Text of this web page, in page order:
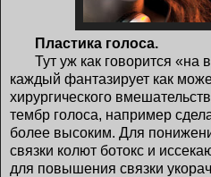
Пластика голоса.
Тут уж как говорится «на
каждый фантазирует как
хирургического
тембр голоса, например
более высоким. Для
связки колют ботокс и
для повышения связки